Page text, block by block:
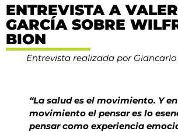
ENTREVISTA A
GARCÍA SOBRE
BION
Entrevista realizada por
“La salud es el movimiento. Y
movimiento el pensar es lo
pensar como experiencia